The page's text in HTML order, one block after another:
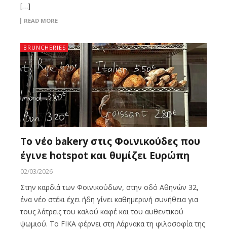
[…]
READ MORE
BRUNCHERIES
Το νέο bakery στις Φοινικούδες που
έγινε hotspot και θυμίζει Ευρώπη
02/03/2026
Στην καρδιά των Φοινικούδων, στην οδό Αθηνών 32,
ένα νέο στέκι έχει ήδη γίνει καθημερινή συνήθεια για
τους λάτρεις του καλού καφέ και του αυθεντικού
ψωμιού. Το FIKA φέρνει στη Λάρνακα τη φιλοσοφία της